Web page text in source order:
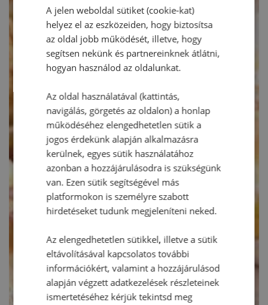
A jelen weboldal sütiket (cookie-kat)
helyez el az eszközeiden, hogy biztosítsa
az oldal jobb működését, illetve, hogy
segítsen nekünk és partnereinknek átlátni,
hogyan használod az oldalunkat.
Az oldal használatával (kattintás,
navigálás, görgetés az oldalon) a honlap
működéséhez elengedhetetlen sütik a
jogos érdekünk alapján alkalmazásra
kerülnek, egyes sütik használatához
azonban a hozzájárulásodra is szükségünk
van. Ezen sütik segítségével más
platformokon is személyre szabott
hirdetéseket tudunk megjeleníteni neked.
Az elengedhetetlen sütikkel, illetve a sütik
eltávolításával kapcsolatos további
információkért, valamint a hozzájárulásod
alapján végzett adatkezelések részleteinek
ismertetéséhez kérjük tekintsd meg